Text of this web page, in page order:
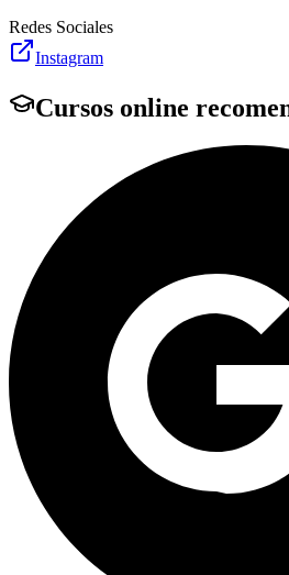
Redes Sociales
Instagram
Cursos online